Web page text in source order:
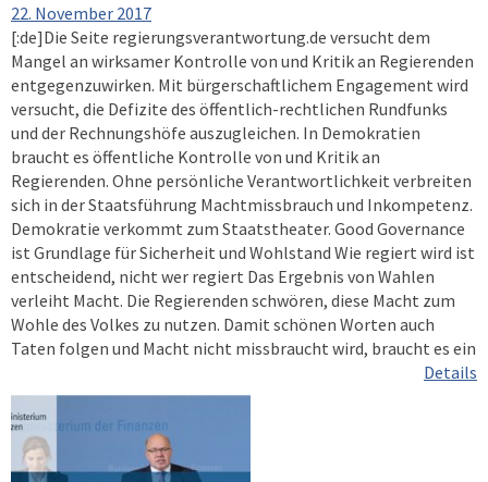
22. November 2017
[:de]Die Seite regierungsverantwortung.de versucht dem
Mangel an wirksamer Kontrolle von und Kritik an Regierenden
entgegenzuwirken. Mit bürgerschaftlichem Engagement wird
versucht, die Defizite des öffentlich-rechtlichen Rundfunks
und der Rechnungshöfe auszugleichen. In Demokratien
braucht es öffentliche Kontrolle von und Kritik an
Regierenden. Ohne persönliche Verantwortlichkeit verbreiten
sich in der Staatsführung Machtmissbrauch und Inkompetenz.
Demokratie verkommt zum Staatstheater. Good Governance
ist Grundlage für Sicherheit und Wohlstand Wie regiert wird ist
entscheidend, nicht wer regiert Das Ergebnis von Wahlen
verleiht Macht. Die Regierenden schwören, diese Macht zum
Wohle des Volkes zu nutzen. Damit schönen Worten auch
Taten folgen und Macht nicht missbraucht wird, braucht es ein
Details